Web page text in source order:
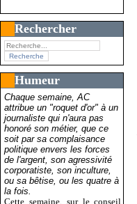
Rechercher
Humeur
Chaque semaine, AC
attribue un "roquet d'or" à un
journaliste qui n'aura pas
honoré son métier, que ce
soit par sa complaisance
politique envers les forces
de l'argent, son agressivité
corporatiste, son inculture,
ou sa bêtise, ou les quatre à
la fois.
Cette semaine, sur le conseil